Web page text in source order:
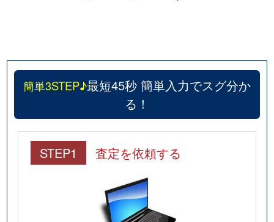
簡単3STEP♪最短45秒 簡単入力でスグ分か
る！
STEP1 査定を依頼する